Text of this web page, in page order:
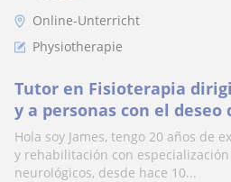
Online-Unterricht
Physiotherapie
Tutor en Fisioterapia
y a personas con el
de la relajación en su
Hola soy James, tengo 20 años de
y rehabilitación con
neurológicos, desde hace 10...